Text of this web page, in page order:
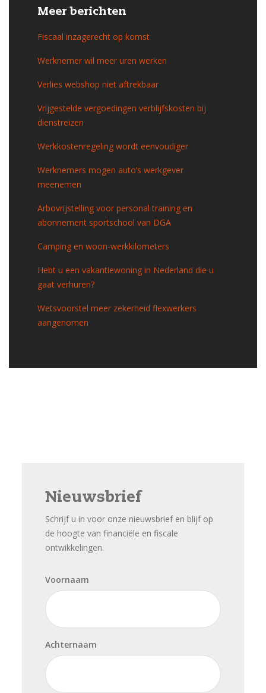
Meer berichten
Fiscaal inzagerecht op komst
Werknemer wil meer uren werken
Verlies webshop niet aftrekbaar
Vrijgestelde vergoedingen verblijfskosten bij
dienstreizen
Werkkostenregeling wordt eenvoudiger
Werknemers mogen auto’s werkgever
meenemen
Arbovrijstelling voor personal training en
abonnement sportschool van DGA
Camping en woon-werkkilometers
Hebt u een vakantiewoning in Nederland die u
gaat verhuren?
Wetsvoorstel meer zekerheid flexwerkers
aangenomen
Nieuwsbrief
Schrijf u in voor onze nieuwsbrief en blijf op
de hoogte van financiële en fiscale
ontwikkelingen.
Voornaam
Achternaam